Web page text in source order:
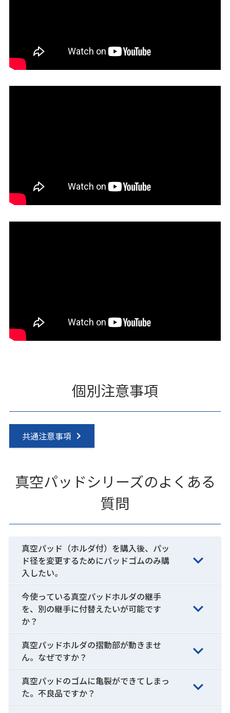
個別注意事項
共通注意事項
真空パッドシリーズのよくある
質問
真空パッド（ホルダ付）を購入後、パッ
ド径を変更するためにパッドゴムのみ購
入したい。
今使っている真空パッドホルダの継手
を、別の継手に付替えたいが可能です
か？
真空パッドホルダの摺動部が動きませ
ん。なぜですか？
真空パッドのゴムに亀裂ができてしまっ
た。不良品ですか？